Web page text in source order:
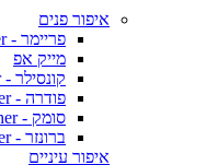
איפור פנים
פריימר - Primer
מייק אפ
קונסילר - Concealer
פודרה - Face Powder
סומק - Blusher
ברונזר - Bronzer
איפור עיניים